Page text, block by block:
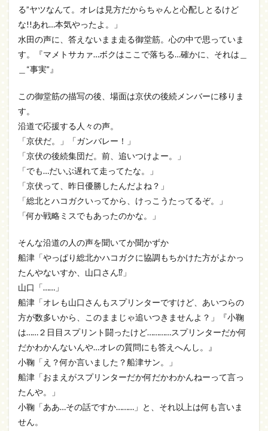
る”ヤツなんて。オレは見方だからちゃんと心配しとるけど
な!!あれ…本気やったよ。」
水田の声に、答えないまま走る御堂筋。心の中で思っていま
す。『マメトサカァ…ボクはここで落ちる…確かに、それは＿
＿“事実”』
この御堂筋の描写の後、場面は京伏の後続メンバーに移りま
す。
沿道で応援する人々の声。
「京伏だ。」「ガンバレー！」
「京伏の後続集団だ。前、追いつけよー。」
「でも…だいぶ遅れて走ってたな。」
「京伏って、昨日優勝したんだよね？」
「総北とハコガクいってから、けっこうたってるぞ。」
「何か戦略ミスでもあったのかな。」
そんな沿道の人の声を聞いてか聞かずか
船津「やっぱり総北かハコガクに協調もちかけた方がよかっ
たんやないすか、山口さん⁉」
山口「……」
船津「オレも山口さんもスプリンターですけど、あいつらの
方が数多いから、このままじゃ追いつきませんよ？」『小鞠
は……２日目スプリント闘ったけど…………スプリンターだか何
だかわかんないんや…オレの質問にも答えへんし。』
小鞠「え？何か言いました？船津サン。」
船津「おまえがスプリンターだか何だかわかんねーって言っ
たんや。」
小鞠「ああ…その話ですか………」と、それ以上は何も言いま
せん。